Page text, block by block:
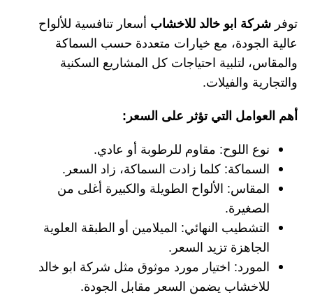
توفرشركة ابو خالد للاخشاب أسعار تنافسية للألواح
عالية الجودة، مع خيارات متعددة حسب السماكة
والمقاس، لتلبية احتياجات كل المشاريع السكنية
والتجارية والفيلات.
أهم العوامل التي تؤثر على السعر:
نوع اللوح: مقاوم للرطوبة أو عادي.
السماكة: كلما زادت السماكة، زاد السعر.
المقاس: الألواح الطويلة والكبيرة أغلى من
الصغيرة.
التشطيب النهائي: الميلامين أو الطبقة العلوية
الجاهزة تزيد السعر.
المورد: اختيار مورد موثوق مثل شركة ابو خالد
للاخشاب يضمن السعر مقابل الجودة.